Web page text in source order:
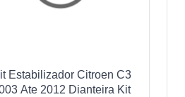
Estabilizador Citroen C3
Ate 2012 Dianteira Kit